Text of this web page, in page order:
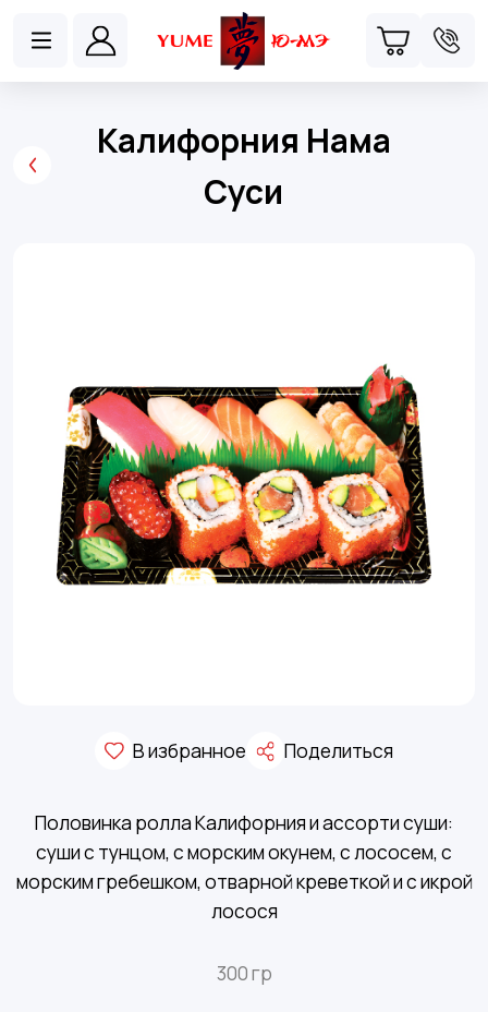
Калифорния Нама
Суси
В избранное Поделиться
Половинка ролла Калифорния и ассорти суши:
суши с тунцом, с морским окунем, с лососем, с
морским гребешком, отварной креветкой и с икрой
лосося
300 гр